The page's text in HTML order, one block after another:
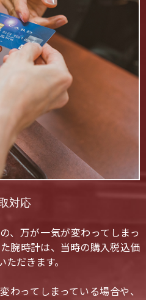
対応
、万が一気が変わってしまっ
腕時計は、当時の購入税込価
だきます。
ってしまっている場合や、